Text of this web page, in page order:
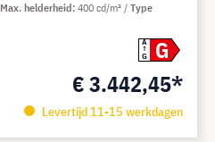
A
G
G
€ 3.442,45*
Levertijd 11-15 werkdagen
Max. helderheid 400 cd/m²
Type